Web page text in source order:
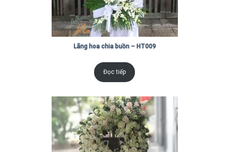
Lãng hoa chia buồn – HT009
Đọc tiếp